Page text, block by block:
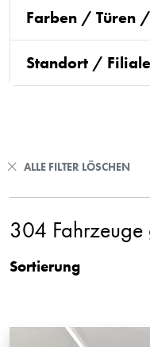
Farben / Türen
Standort / Filiale
ALLE FILTER LÖSCHEN
304 Fahrzeuge
Sortierung